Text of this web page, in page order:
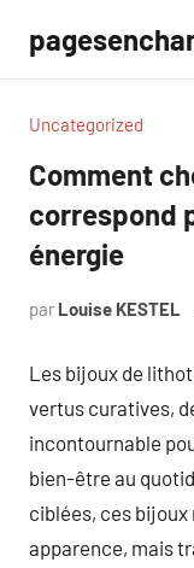
contenu
Uncategorized
Comment
correspond
énergie
par Louise KESTEL
Les bijoux de
vertus curatives,
incontournable
bien-être au
ciblées, ces
apparence, mais